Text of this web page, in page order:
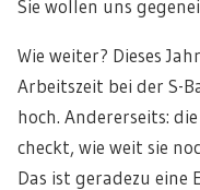
Sie wollen uns
Wie weiter? Dieses
Arbeitszeit bei der S-
hoch. Andererseits:
checkt, wie weit sie
Das ist geradezu eine